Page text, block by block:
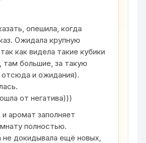
опешила, когда
Ожидала крупную
как видела такие кубики
там большие, за такую
и ожидания).
от негатива)))
аромат заполняет
полностью.
не докидывала ещё новых,